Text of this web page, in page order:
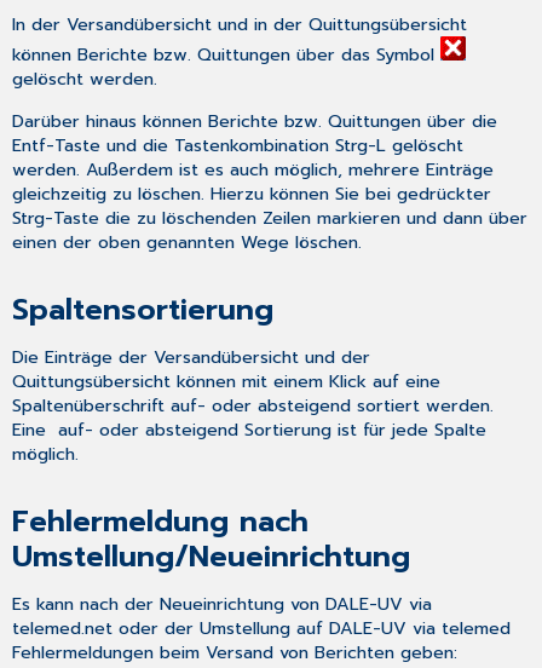
In derVersandübersicht und in derQuittungsübersicht
können Berichte bzw. Quittungen über das Symbol
gelöscht werden.
Darüber hinaus könnenBerichte bzw.Quittungen über die
Entf-Taste und die TastenkombinationStrg-L gelöscht
werden. Außerdem ist es auch möglich, mehrere Einträge
gleichzeitig zu löschen. Hierzu können Sie bei gedrückter
Strg-Taste die zu löschenden Zeilen markieren und dann über
einen der oben genannten Wege löschen.
Spaltensortierung
Die Einträge derVersandübersicht und der
Quittungsübersicht können mit einem Klick auf eine
Spaltenüberschrift auf- oder absteigend sortiert werden.
Eine auf- oder absteigend Sortierung ist für jede Spalte
möglich.
Fehlermeldung nach
Umstellung/Neueinrichtung
Es kann nach der Neueinrichtung vonDALE-UV via
telemed.net oder der Umstellung aufDALE-UV via telemed
Fehlermeldungen beim Versand von Berichten geben: